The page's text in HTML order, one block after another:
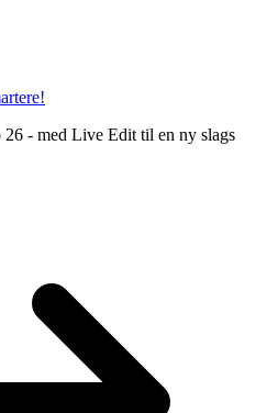
- med Live Edit til en ny slags